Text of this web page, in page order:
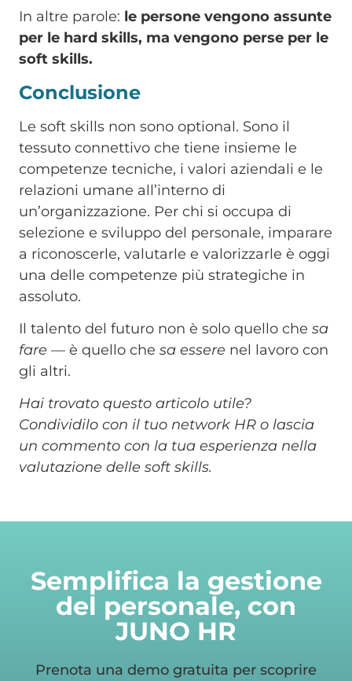
In altre parole: le persone vengono assunte
per le hard skills, ma vengono perse per le
soft skills.
Conclusione
Le soft skills non sono optional. Sono il
tessuto connettivo che tiene insieme le
competenze tecniche, i valori aziendali e le
relazioni umane all’interno di
un’organizzazione. Per chi si occupa di
selezione e sviluppo del personale, imparare
a riconoscerle, valutarle e valorizzarle è oggi
una delle competenze più strategiche in
assoluto.
Il talento del futuro non è solo quello che sa
fare — è quello che sa essere nel lavoro con
gli altri.
Hai trovato questo articolo utile?
Condividilo con il tuo network HR o lascia
un commento con la tua esperienza nella
valutazione delle soft skills.
Semplifica la gestione
del personale, con
JUNO HR
Prenota una demo gratuita per scoprire